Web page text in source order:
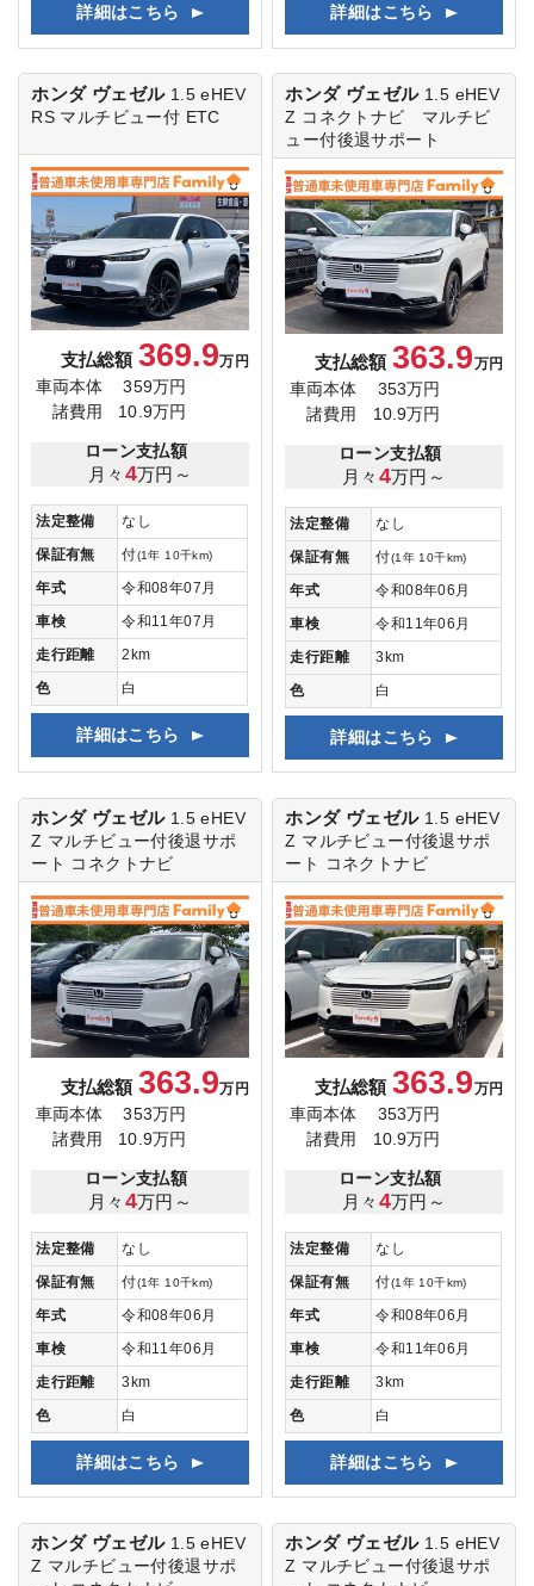
詳細はこちら 詳細はこちら
ホンダ ヴェゼル 1.5 eHEV
RS マルチビュー付 ETC
支払総額 369.9万円
車両本体
359万円
諸費用
10.9万円
ローン支払額
月々 4万円～
法定整備
なし
保証有無
付(1年 10千km)
年式
令和08年07月
車検
令和11年07月
走行距離
2km
色
白
詳細はこちら
ホンダ ヴェゼル 1.5 eHEV
Z コネクトナビ マルチビ
ュー付後退サポート
支払総額 363.9万円
車両本体
353万円
諸費用
10.9万円
ローン支払額
月々 4万円～
法定整備
なし
保証有無
付(1年 10千km)
年式
令和08年06月
車検
令和11年06月
走行距離
3km
色
白
詳細はこちら
ホンダ ヴェゼル 1.5 eHEV
Z マルチビュー付後退サポ
ート コネクトナビ
支払総額 363.9万円
車両本体
353万円
諸費用
10.9万円
ローン支払額
月々 4万円～
法定整備
なし
保証有無
付(1年 10千km)
年式
令和08年06月
車検
令和11年06月
走行距離
3km
色
白
詳細はこちら
ホンダ ヴェゼル 1.5 eHEV
Z マルチビュー付後退サポ
ート コネクトナビ
支払総額 363.9万円
車両本体
353万円
諸費用
10.9万円
ローン支払額
月々 4万円～
法定整備
なし
保証有無
付(1年 10千km)
年式
令和08年06月
車検
令和11年06月
走行距離
3km
色
白
詳細はこちら
ホンダ ヴェゼル 1.5 eHEV
Z マルチビュー付後退サポ
ホンダ ヴェゼル 1.5 eHEV
Z マルチビュー付後退サポ